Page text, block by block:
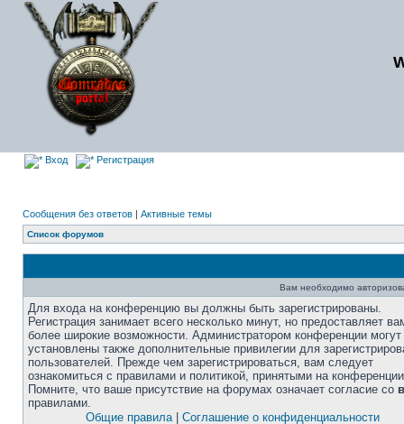
Вход Регистрация
Сообщения без ответов | Активные темы
Список форумов
Вам необходимо
Для входа на конференцию вы должны быть зарегистрированы.
Регистрация занимает всего несколько минут, но предоставляет
более широкие возможности. Администратором конференции
установлены также дополнительные привилегии для
пользователей. Прежде чем зарегистрироваться, вам следует
ознакомиться с правилами и политикой, принятыми на
Помните, что ваше присутствие на форумах означает согласие со
правилами.
Общие правила| Соглашение о конфиденциальности